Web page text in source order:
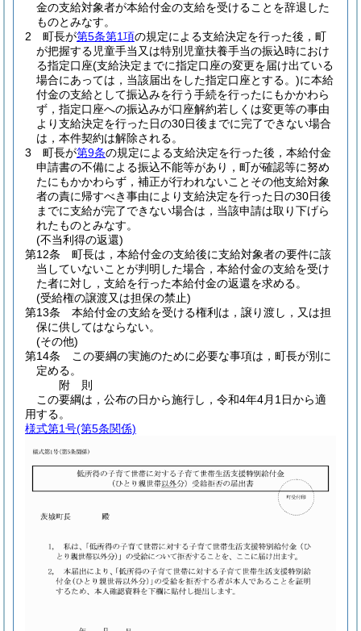
金の支給対象者が本給付金の支給を受けることを辞退した
ものとみなす。
2
町長が第5条第1項の規定による支給決定を行った後，町
が把握する児童手当又は特別児童扶養手当の振込時におけ
る指定口座(支給決定までに指定口座の変更を届け出ている
場合にあっては，当該届出をした指定口座とする。)に本給
付金の支給として振込みを行う手続を行ったにもかかわら
ず，指定口座への振込みが口座解約若しくは変更等の事由
より支給決定を行った日の30日後までに完了できない場合
は，本件契約は解除される。
3
町長が第9条の規定による支給決定を行った後，本給付金
申請書の不備による振込不能等があり，町が確認等に努め
たにもかかわらず，補正が行われないことその他支給対象
者の責に帰すべき事由により支給決定を行った日の30日後
までに支給が完了できない場合は，当該申請は取り下げら
れたものとみなす。
(不当利得の返還)
第12条
町長は，本給付金の支給後に支給対象者の要件に該
当していないことが判明した場合，本給付金の支給を受け
た者に対し，支給を行った本給付金の返還を求める。
(受給権の譲渡又は担保の禁止)
第13条
本給付金の支給を受ける権利は，譲り渡し，又は担
保に供してはならない。
(その他)
第14条
この要綱の実施のために必要な事項は，町長が別に
定める。
附 則
この要綱は，公布の日から施行し，令和4年4月1日から適
用する。
様式第1号(第5条関係)